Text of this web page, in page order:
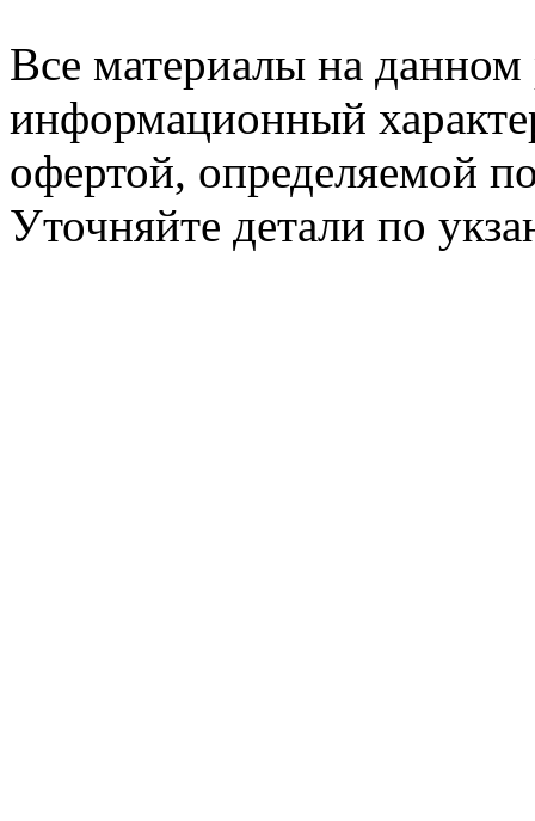
Все материалы на данном
информационный
офертой, определяемой
Уточняйте детали по